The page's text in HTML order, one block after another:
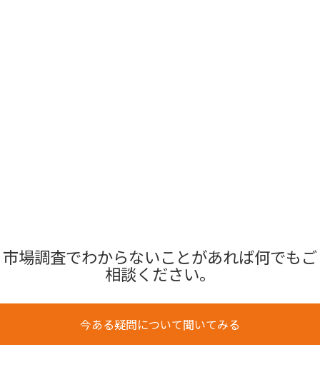
市場調査でわからないことがあれば何でもご
相談ください。
今ある疑問について聞いてみる